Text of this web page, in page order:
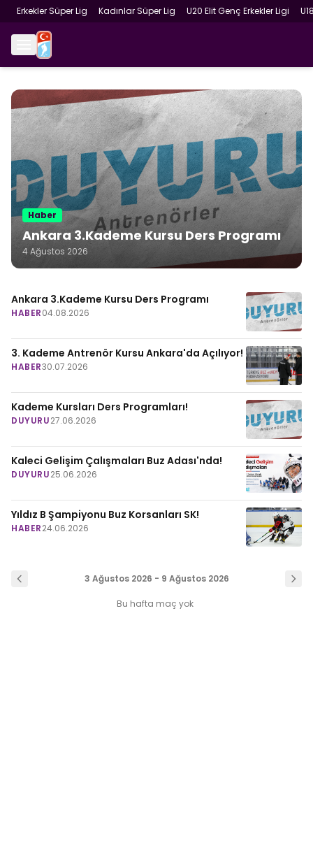
Erkekler Süper Lig Kadınlar Süper Lig U20 Elit Genç Erkekler Ligi
Haber
Ankara 3.Kademe Kursu Ders Programı
4 Ağustos 2026
Ankara 3.Kademe Kursu Ders Programı
HABER04.08.2026
3. Kademe Antrenör Kursu Ankara'da Açılıyor!
HABER30.07.2026
Kademe Kursları Ders Programları!
DUYURU27.06.2026
Kaleci Gelişim Çalışmaları Buz Adası'nda!
DUYURU25.06.2026
Yıldız B Şampiyonu Buz Korsanları SK!
HABER24.06.2026
3 Ağustos 2026 - 9 Ağustos 2026
Bu hafta maç yok